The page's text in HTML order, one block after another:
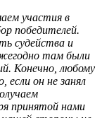
участия в
победителей.
судейства и
там были
Конечно, любому
если он не занял
принятой нами